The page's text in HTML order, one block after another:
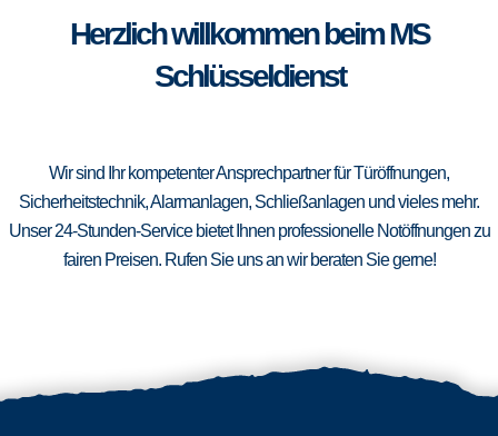
Herzlich willkommen beim MS
Schlüsseldienst
Wir sind Ihr kompetenter Ansprechpartner für Türöffnungen,
Sicherheitstechnik, Alarmanlagen, Schließanlagen und vieles mehr.
Unser 24-Stunden-Service bietet Ihnen professionelle Notöffnungen zu
fairen Preisen. Rufen Sie uns an wir beraten Sie gerne!